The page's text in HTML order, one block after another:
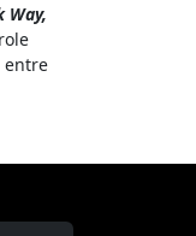
Way,
entre